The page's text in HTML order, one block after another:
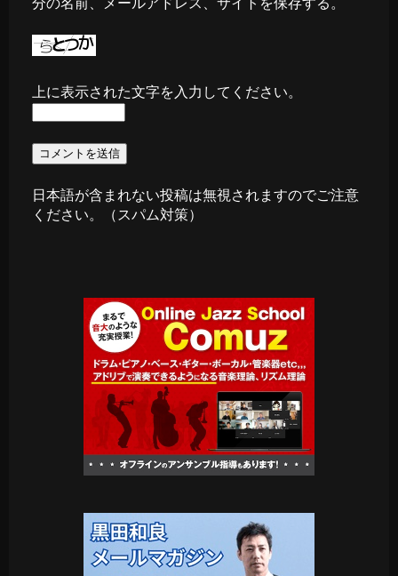
上に表示された文字を入力してください。
日本語が含まれない投稿は無視されますのでご注意
ください。（スパム対策）